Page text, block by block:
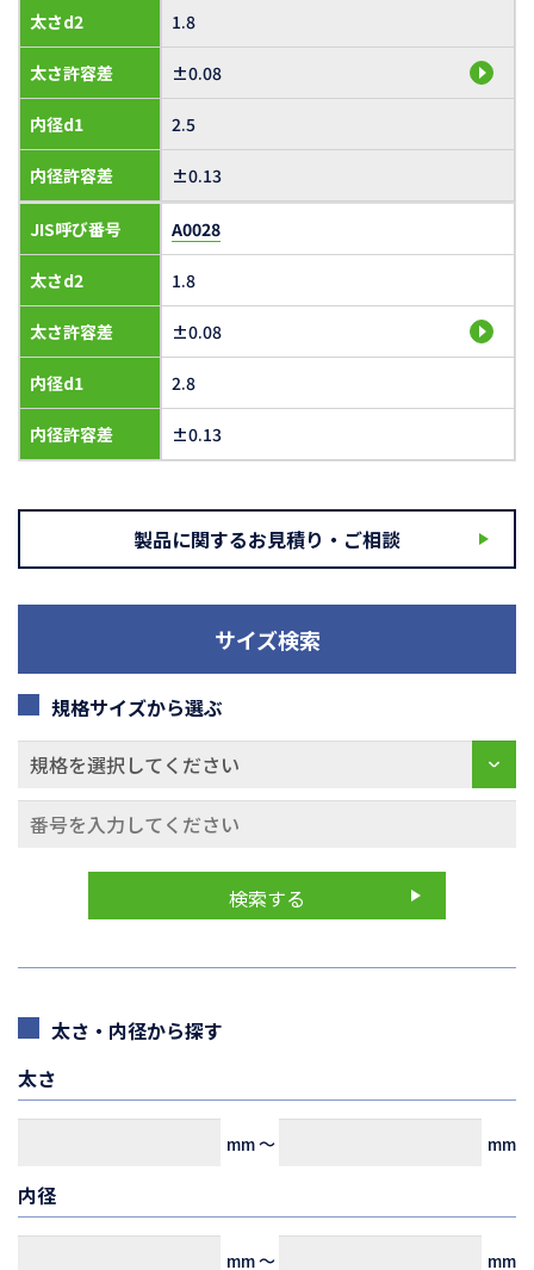
太さd2
太さ許容差
内径d1
内径許容差
1.8
±0.08
2.5
±0.13
JIS呼び番号
太さd2
太さ許容差
内径d1
内径許容差
A0028
1.8
±0.08
2.8
±0.13
製品に関するお見積り・ご相談
サイズ検索
規格サイズから選ぶ
太さ・内径から探す
太さ
mm～ mm
内径
mm～ mm